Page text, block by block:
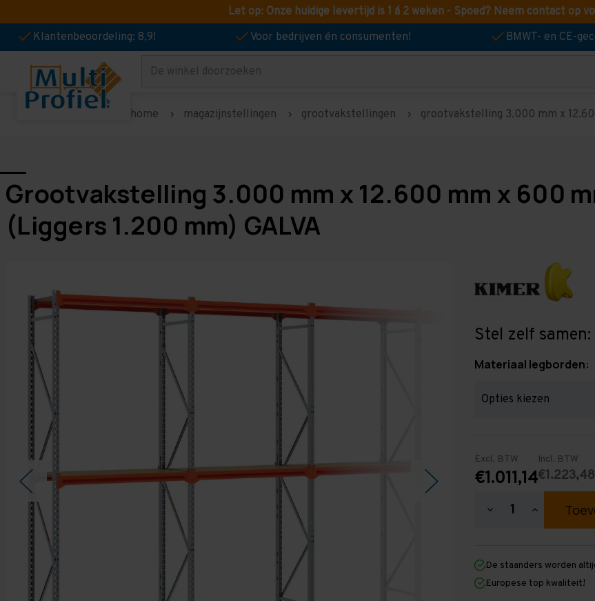
Let op: Onze huidige levertijd is 1 á 2 weken - Spoed? Neem contact op
Klantenbeoordeling: 8,9!
Voor bedrijven én consumenten! BMWT- en CE-
Zoeken
home magazijnstellingen grootvakstellingen grootvakstelling 3.000 mm x
Grootvakstelling 3.000 mm x 12.600 mm x 600
(Liggers 1.200 mm) GALVA
Stel zelf samen:
Materiaal legborden:
Excl. BTW
€1.011,14
Incl. BTW
€1.223,48
Hoeveelheid
3.000
mm
x
12.600
verhogen
3.000
mm
x
12.600
De staanders worden
Europese top kwaliteit!